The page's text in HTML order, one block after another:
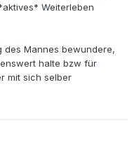
Weiterleben
des Mannes bewundere,
halte bzw für
mit sich selber